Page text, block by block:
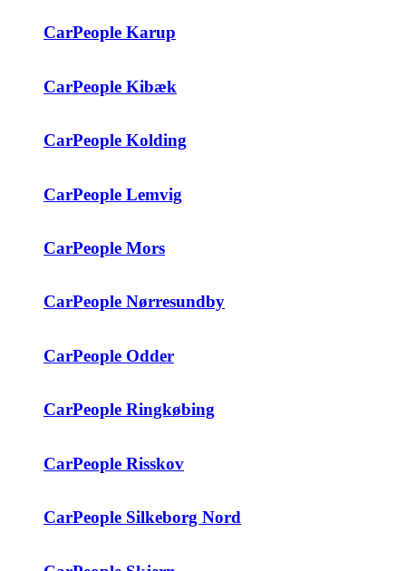
CarPeople Karup
CarPeople Kibæk
CarPeople Kolding
CarPeople Lemvig
CarPeople Mors
CarPeople Nørresundby
CarPeople Odder
CarPeople Ringkøbing
CarPeople Risskov
CarPeople Silkeborg Nord